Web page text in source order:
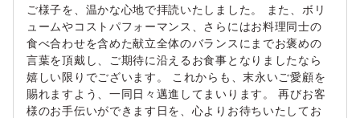
ご様子を、温かな心地で拝読いたしました。 また、ボリ
ュームやコストパフォーマンス、さらにはお料理同士の
食べ合わせを含めた献立全体のバランスにまでお褒めの
言葉を頂戴し、ご期待に沿えるお食事となりましたなら
嬉しい限りでございます。 これからも、末永いご愛顧を
賜れますよう、一同日々邁進してまいります。 再びお客
様のお手伝いができます日を、心よりお待ちいたしてお